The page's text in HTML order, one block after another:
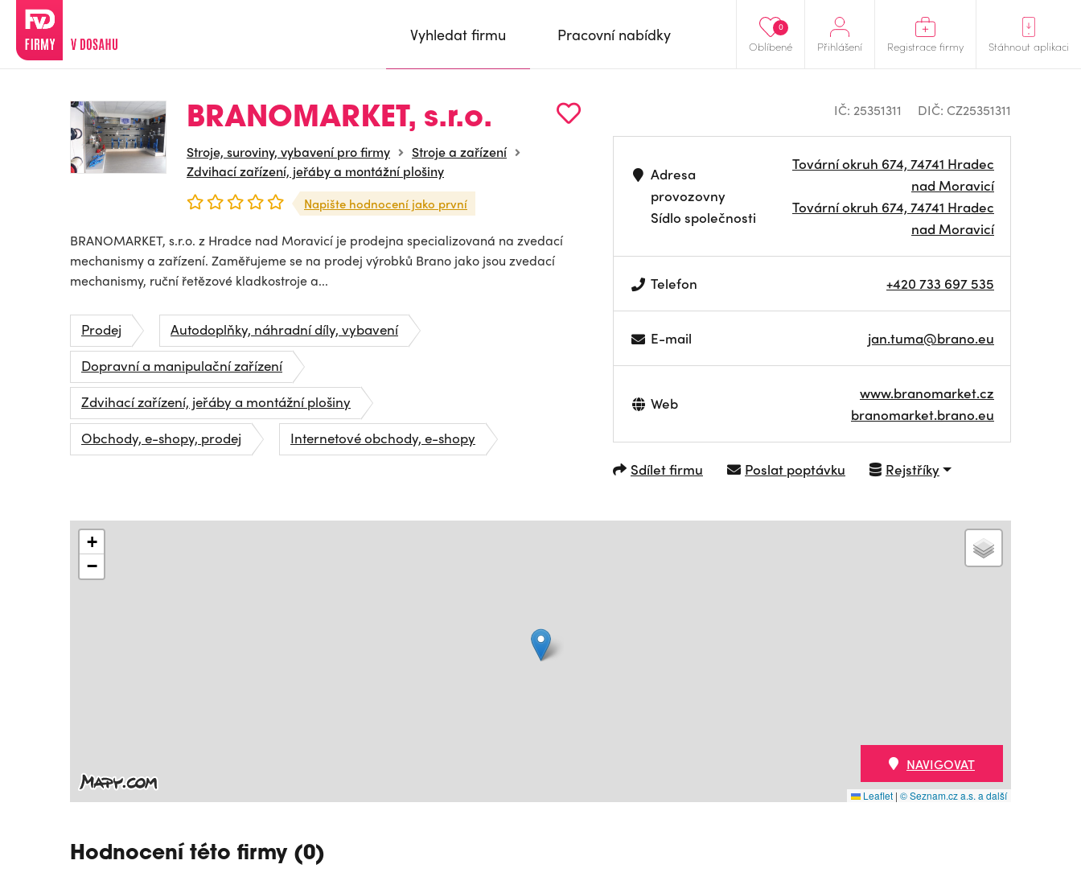
Oblíbené
0
Přihlášení Registrace firmy Stáhnout aplikaci
Vyhledat firmu Pracovní nabídky
BRANOMARKET, s.r.o.
Stroje, suroviny, vybavení pro firmy
Stroje a zařízení
Zdvihací zařízení, jeřáby a montážní plošiny
Napište hodnocení jako první
BRANOMARKET, s.r.o. z Hradce nad Moravicí je prodejna specializovaná na zvedací
mechanismy a zařízení. Zaměřujeme se na prodej výrobků Brano jako jsou zvedací
mechanismy, ruční řetězové kladkostroje a...
Prodej
Autodoplňky, náhradní díly, vybavení
Dopravní a manipulační zařízení
Zdvihací zařízení, jeřáby a montážní plošiny
Obchody, e-shopy, prodej
Internetové obchody, e-shopy
IČ: 25351311 DIČ: CZ25351311
Adresa
provozovny
Sídlo společnosti
Tovární okruh 674, 74741 Hradec
nad Moravicí
Tovární okruh 674, 74741 Hradec
nad Moravicí
Telefon +420 733 697 535
E-mail jan.tuma@brano.eu
Web
www.branomarket.cz
branomarket.brano.eu
Sdílet firmu Poslat poptávku Rejstříky
+
−
Leaflet | © Seznam.cz a.s. a další
NAVIGOVAT
Hodnocení této firmy (0)